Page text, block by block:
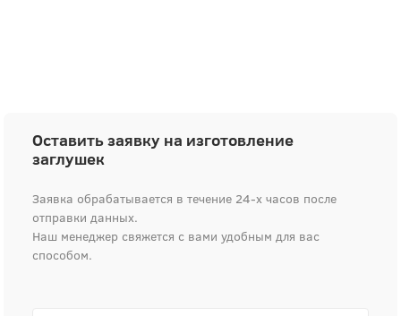
Оставить заявку на изготовление
заглушек
Заявка обрабатывается в течение 24-х часов после
отправки данных.
Наш менеджер свяжется с вами удобным для вас
способом.